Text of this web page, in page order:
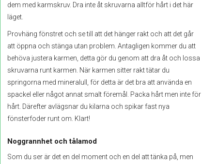
dem med karmskruv. Dra inte åt skruvarna alltför hårt i det här
läget.
Provhäng fönstret och se till att det hänger rakt och att det går
att öppna och stänga utan problem. Antagligen kommer du att
behöva justera karmen, detta gör du genom att dra åt och lossa
skruvarna runt karmen. När karmen sitter rakt tätar du
springorna med mineralull, för detta är det bra att använda en
spackel eller något annat smalt föremål. Packa hårt men inte för
hårt. Därefter avlägsnar du kilarna och spikar fast nya
fönsterfoder runt om. Klart!
Noggrannhet och tålamod
Som du ser är det en del moment och en del att tänka på, men